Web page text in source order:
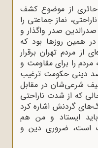
حائری از موضوع کشف
نماز جماعتی را
صدر واگذار و
همین روزها بود که
مردم تهران برقرار
را برای مقاومت و
ضد دینی حکومت ترغیب
شرعی‌شان در مقابل
‌که از شدت ناراحتی
گردنش اشاره کرد
ایستاد و من هم
است، ضروری دین و